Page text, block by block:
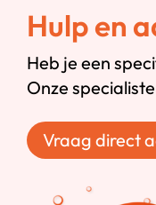
Hulp en
Heb je een
Onze
Vraag direct